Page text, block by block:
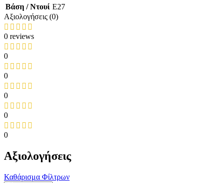
Βάση / Ντουί E27
Αξιολογήσεις (0)
0 reviews
0
0
0
0
0
Αξιολογήσεις
Καθάρισμα Φίλτρων